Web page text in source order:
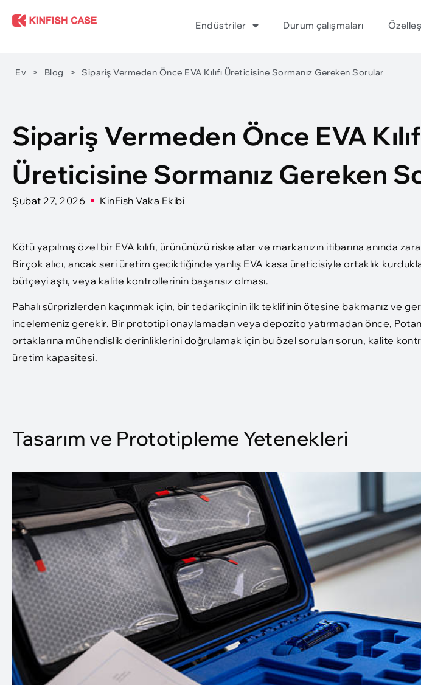
Endüstriler Durum çalışmaları
Ev > Blog > Sipariş Vermeden Önce EVA Kılıfı Üreticisine Sormanız Gereken Sorular
Sipariş Vermeden Önce EVA
Üreticisine Sormanız Gereken
Şubat 27, 2026 KinFish Vaka Ekibi
Kötü yapılmış özel bir EVA kılıfı, ürününüzü riske atar ve markanızın itibarına anında
Birçok alıcı, ancak seri üretim geciktiğinde yanlış EVA kasa üreticisiyle ortaklık
bütçeyi aştı, veya kalite kontrollerinin başarısız olması.
Pahalı sürprizlerden kaçınmak için, bir tedarikçinin ilk teklifinin ötesine bakmanız ve
incelemeniz gerekir. Bir prototipi onaylamadan veya depozito yatırmadan önce,
ortaklarına mühendislik derinliklerini doğrulamak için bu özel soruları sorun, kalite
üretim kapasitesi.
Tasarım ve Prototipleme Yetenekleri